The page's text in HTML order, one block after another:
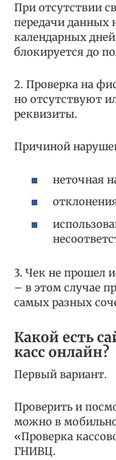
При отсутствии
передачи данных
календарных
блокируется до
2. Проверка на
но отсутствуют
реквизиты.
Причиной
неточная
3. Чек не прошел
– в этом случае
самых разных
Какой есть
касс онлайн?
Первый вариант.
Проверить и
можно в
«Проверка
ГНИВЦ.